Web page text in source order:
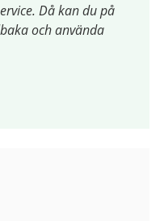
Då kan du på
och använda